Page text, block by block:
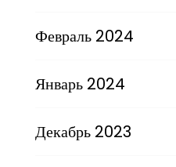
Февраль 2024
Январь 2024
Декабрь 2023